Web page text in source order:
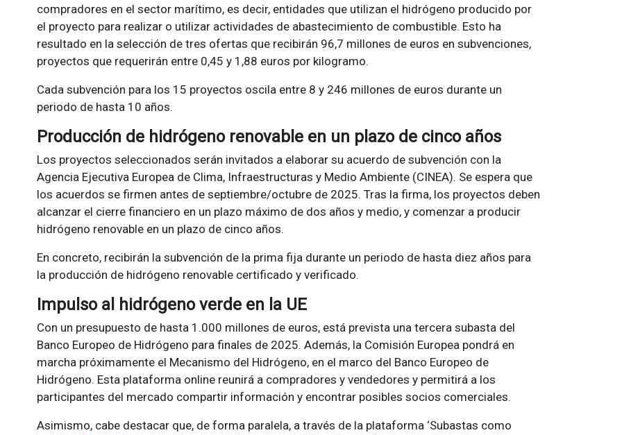
compradores en el sector marítimo, es decir, entidades que utilizan el hidrógeno producido por
el proyecto para realizar o utilizar actividades de abastecimiento de combustible. Esto ha
resultado en la selección de tres ofertas que recibirán 96,7 millones de euros en subvenciones,
proyectos que requerirán entre 0,45 y 1,88 euros por kilogramo.
Cada subvención para los 15 proyectos oscila entre 8 y 246 millones de euros durante un
periodo de hasta 10 años.
Producción de hidrógeno renovable en un plazo de cinco años
Los proyectos seleccionados serán invitados a elaborar su acuerdo de subvención con la
Agencia Ejecutiva Europea de Clima, Infraestructuras y Medio Ambiente (CINEA). Se espera que
los acuerdos se firmen antes de septiembre/octubre de 2025. Tras la firma, los proyectos deben
alcanzar el cierre financiero en un plazo máximo de dos años y medio, y comenzar a producir
hidrógeno renovable en un plazo de cinco años.
En concreto, recibirán la subvención de la prima fija durante un periodo de hasta diez años para
la producción de hidrógeno renovable certificado y verificado.
Impulso al hidrógeno verde en la UE
Con un presupuesto de hasta 1.000 millones de euros, está prevista una tercera subasta del
Banco Europeo de Hidrógeno para finales de 2025. Además, la Comisión Europea pondrá en
marcha próximamente el Mecanismo del Hidrógeno, en el marco del Banco Europeo de
Hidrógeno. Esta plataforma online reunirá a compradores y vendedores y permitirá a los
participantes del mercado compartir información y encontrar posibles socios comerciales.
Asimismo, cabe destacar que, de forma paralela, a través de la plataforma ‘Subastas como